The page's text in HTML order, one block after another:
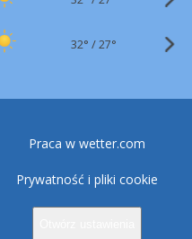
32° /27°
Praca w wetter.com
Prywatność i pliki cookie